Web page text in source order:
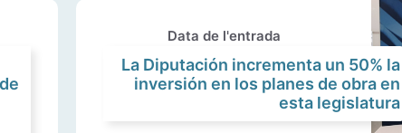
Data de l'entrada
La Diputación incrementa un 50% la
inversión en los planes de obra en
esta legislatura